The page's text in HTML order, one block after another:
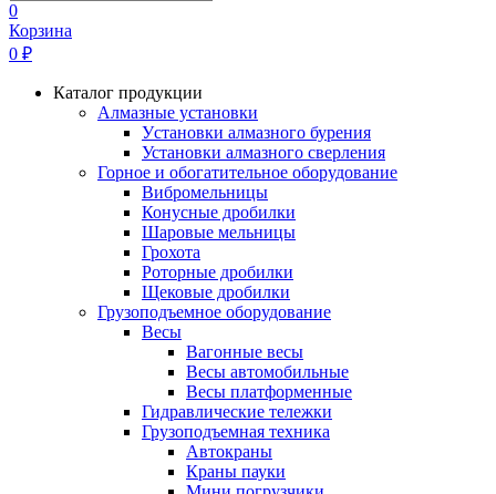
0
Корзина
0 ₽
Каталог продукции
Алмазные установки
Уcтановки алмазного бурения
Установки алмазного сверления
Горное и обогатительное оборудование
Вибромельницы
Конусные дробилки
Шаровые мельницы
Грохота
Роторные дробилки
Щековые дробилки
Грузоподъемное оборудование
Весы
Вагонные весы
Весы автомобильные
Весы платформенные
Гидравлические тележки
Грузоподъемная техника
Автокраны
Краны пауки